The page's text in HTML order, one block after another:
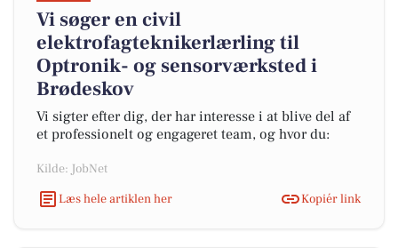
Vi søger en civil
elektrofagteknikerlærling til
Optronik- og sensorværksted i
Brødeskov
Vi sigter efter dig, der har interesse i at blive del af
et professionelt og engageret team, og hvor du:
Kilde: JobNet
Læs hele artiklen her
Kopiér link